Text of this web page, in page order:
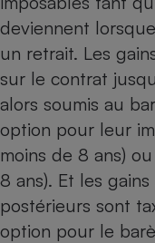
deviennent
un retrait. Les
sur le contrat
alors soumis au
option pour leur
moins de 8 ans)
8 ans). Et les
postérieurs sont
option pour le